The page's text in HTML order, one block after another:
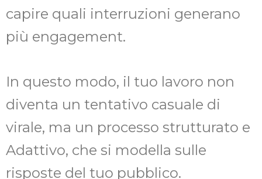
capire quali interruzioni generano
più engagement.
In questo modo, il tuo lavoro non
diventa un tentativo casuale di
virale, ma un processo strutturato e
Adattivo, che si modella sulle
risposte del tuo pubblico.